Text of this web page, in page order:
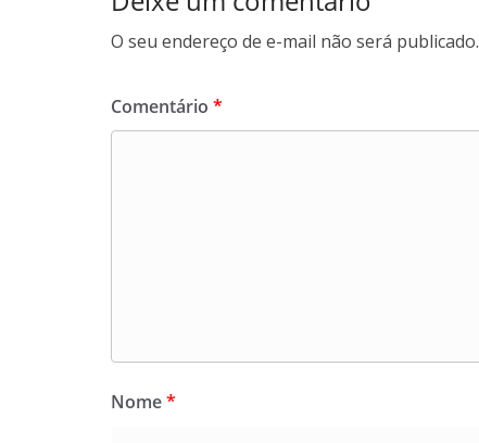
O seu endereço de e-mail não será publicado.
Comentário *
Nome*